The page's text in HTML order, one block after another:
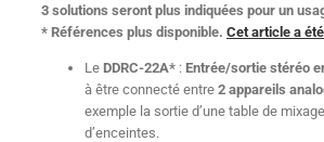
3 solutions seront plus indiquées pour un
* Références plus disponible. Cet article a
Le DDRC-22A* : Entrée/sortie stéréo
à être connecté entre 2 appareils
exemple la sortie d’une table de
d’enceintes.